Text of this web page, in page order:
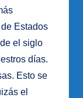
Estados
el siglo
días.
Esto se
el